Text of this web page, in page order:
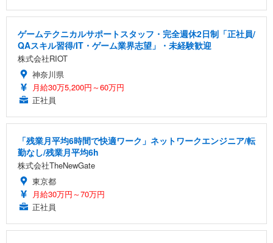
ゲームテクニカルサポートスタッフ・完全週休2日制「正社員/
QAスキル習得/IT・ゲーム業界志望」・未経験歓迎
株式会社RIOT
神奈川県
月給30万5,200円～60万円
正社員
「残業月平均6時間で快適ワーク」ネットワークエンジニア/転
勤なし/残業月平均6h
株式会社TheNewGate
東京都
月給30万円～70万円
正社員